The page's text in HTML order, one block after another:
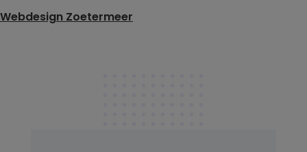
Webdesign Zoetermeer